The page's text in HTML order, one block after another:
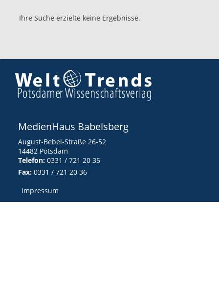
Ihre Suche erzielte keine Ergebnisse.
MedienHaus Babelsberg
August-Bebel-Straße 26-52
14482 Potsdam
Telefon: 0331 / 721 20 35
Fax: 0331 / 721 20 36
Impressum